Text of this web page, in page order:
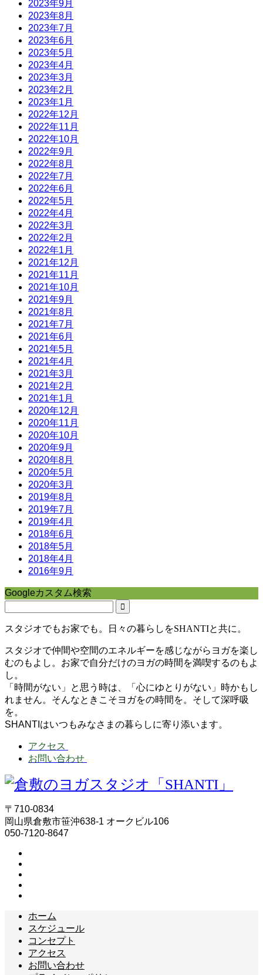
2023年9月
2023年8月
2023年7月
2023年6月
2023年5月
2023年4月
2023年3月
2023年2月
2023年1月
2022年12月
2022年11月
2022年10月
2022年9月
2022年8月
2022年7月
2022年6月
2022年5月
2022年4月
2022年3月
2022年2月
2022年1月
2021年12月
2021年11月
2021年10月
2021年9月
2021年8月
2021年7月
2021年6月
2021年5月
2021年4月
2021年3月
2021年2月
2021年1月
2020年12月
2020年11月
2020年10月
2020年9月
2020年8月
2020年5月
2020年3月
2019年8月
2019年7月
2019年4月
2018年6月
2018年5月
2018年4月
2016年9月
Googleカスタム検索
スタジオでもお家でも。日々の暮らしをSHANTIと共に。
スタジオで仲間や空間のエネルギーを感じながらヨガを楽し
むのもよし。お家で自分だけのヨガの時間を満喫するのもよ
し。
「時間がない」と思う時は、「心にゆとりがない」時かもし
れません。そんなときこそヨガをの時間を。そして深呼吸
を。
SHANTIはいつもみなさまの暮らしに寄り添います。
アクセス
お問い合わせ
〒710-0834
岡山県倉敷市笹沖638-1 オークビル106
050-7120-8647
ホーム
スケジュール
コンセプト
アクセス
お問い合わせ